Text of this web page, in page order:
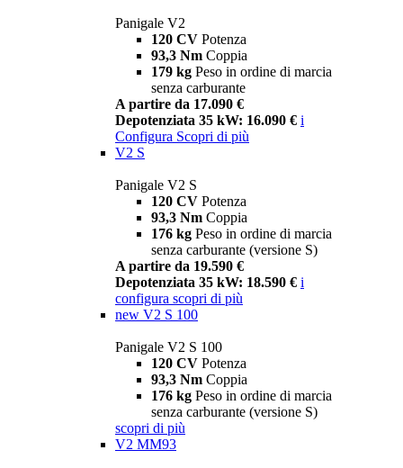
Panigale V2
120 CV Potenza
93,3 Nm Coppia
179 kg Peso in ordine di marcia
senza carburante
A partire da 17.090 €
Depotenziata 35 kW: 16.090 € i
Configura Scopri di più
V2 S
Panigale V2 S
120 CV Potenza
93,3 Nm Coppia
176 kg Peso in ordine di marcia
senza carburante (versione S)
A partire da 19.590 €
Depotenziata 35 kW: 18.590 € i
configura scopri di più
new V2 S 100
Panigale V2 S 100
120 CV Potenza
93,3 Nm Coppia
176 kg Peso in ordine di marcia
senza carburante (versione S)
scopri di più
V2 MM93